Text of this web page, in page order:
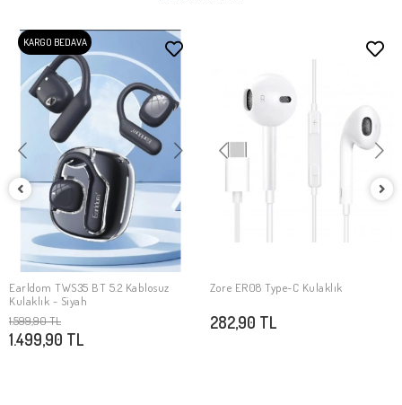
KARGO BEDAVA
SEPETE EKLE
Earldom TWS35 BT 5.2 Kablosuz
Kulaklık - Siyah
1.599,90 TL
1.499,90 TL
SEPETE EKLE
Zore ER08 Type-C Kulaklık
282,90 TL